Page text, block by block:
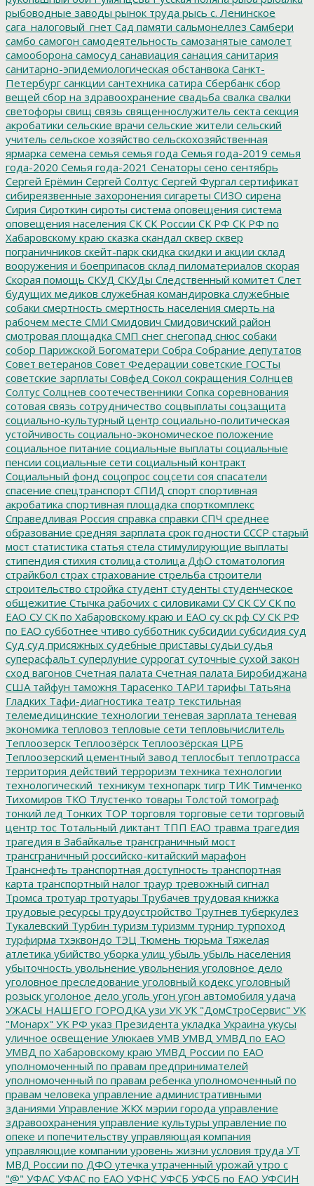
рыбоводные заводы рынок труда рысь с. Ленинское
сага_налоговый_гнет Сад памяти сальмонеллез Самбери
самбо самогон самодеятельность самозанятые самолет
самооборона самосуд санавиация санация санитария
санитарно-эпидемиологическая обстанвока Санкт-
Петербург санкции сантехника сатира Сбербанк сбор
вещей сбор на здравоохранение свадьба свалка свалки
светофоры свищ связь священнослужитель секта секция
акробатики сельские врачи сельские жители сельский
учитель сельское хозяйство сельскохозяйственная
ярмарка семена семья семья года Семья года-2019 семья
года-2020 Семья года-2021 Сенаторы сено сентябрь
Сергей Ерёмин Сергей Солтус Сергей Фургал сертификат
сибиреязвенные захоронения сигареты СИЗО сирена
Сирия Сироткин сироты система оповещения система
оповещения населения СК СК России СК РФ СК РФ по
Хабаровскому краю сказка скандал сквер сквер
пограничников скейт-парк скидка скидки и акции склад
вооружения и боеприпасов склад пиломатериалов скорая
Скорая помощь СКУД СКУДы Следственный комитет Слет
будущих медиков служебная командировка служебные
собаки смертность смертность населения смерть на
рабочем месте СМИ Смидович Смидовичский район
смотровая площадка СМП снег снегопад снюс собаки
собор Парижской Богоматери Собра Собрание депутатов
Совет ветеранов Совет Федерации советские ГОСТы
советские зарплаты Совфед Сокол сокращения Солнцев
Солтус Солцнев соотечественники Сопка соревнования
сотовая связь сотрудничество соцвыплаты соцзащита
социально-культурный центр социально-политическая
устойчивость социально-экономическое положение
социальное питание социальные выплаты социальные
пенсии социальные сети социальный контракт
Социальный фонд соцопрос соцсети соя спасатели
спасение спецтранспорт СПИД спорт спортивная
акробатика спортивная площадка спорткомплекс
Справедливая Россия справка справки СПЧ среднее
образование средняя зарплата срок годности СССР старый
мост статистика статья стела стимулирующие выплаты
стипендия стихия столица столица ДфО стоматология
страйкбол страх страхование стрельба строители
строительство стройка студент студенты студенческое
общежитие Стычка рабочих с силовиками СУ СК СУ СК по
ЕАО СУ СК по Хабаровскому краю и ЕАО су ск рф СУ СК РФ
по ЕАО субботнее чтиво субботник субсидии субсидия суд
Суд суд присяжных судебные приставы судьи судья
суперасфальт суперлуние суррогат суточные сухой закон
сход вагонов Счетная палата Счетная палата Биробиджана
США тайфун таможня Тарасенко ТАРИ тарифы Татьяна
Гладких Тафи-диагностика театр текстильная
телемедицинские технологии теневая зарплата теневая
экономика тепловоз тепловые сети тепловычислитель
Теплоозерск Теплоозёрск Теплоозёрская ЦРБ
Теплоозерский цементный завод теплосбыт теплотрасса
территория действий терроризм техника технологии
технологический_техникум технопарк тигр ТИК Тимченко
Тихомиров ТКО Тлустенко товары Толстой томограф
тонкий лед Тонких ТОР торговля торговые сети торговый
центр тос Тотальный диктант ТПП ЕАО травма трагедия
трагедия в Забайкалье трансграничный мост
трансграничный российско-китайский марафон
Транснефть транспортная доступность транспортная
карта транспортный налог траур тревожный сигнал
Тромса тротуар тротуары Трубачев трудовая книжка
трудовые ресурсы трудоустройство Трутнев туберкулез
Тукалевский Турбин туризм туризмм турнир турпоход
турфирма тхэквондо ТЭЦ Тюмень тюрьма Тяжелая
атлетика убийство уборка улиц убыль убыль населения
убыточность увольнение увольнения уголовное дело
уголовное преследование уголовный кодекс уголовный
розыск уголоное дело уголь угон угон автомобиля удача
УЖАСЫ НАШЕГО ГОРОДКА узи УК УК "ДомСтроСервис" УК
"Монарх" УК РФ указ Президента укладка Украина укусы
уличное освещение Улюкаев УМВ УМВД УМВД по ЕАО
УМВД по Хабаровскому краю УМВД России по ЕАО
уполномоченный по правам предпринимателей
уполномоченный по правам ребенка уполномоченный по
правам человека управление административными
зданиями Управление ЖКХ мэрии города управление
здравоохранения управление культуры управление по
опеке и попечительству управляющая компания
управляющие компании уровень жизни условия труда УТ
МВД России по ДФО утечка утраченный урожай утро с
"@" УФАС УФАС по ЕАО УФНС УФСБ УФСБ по ЕАО УФСИН